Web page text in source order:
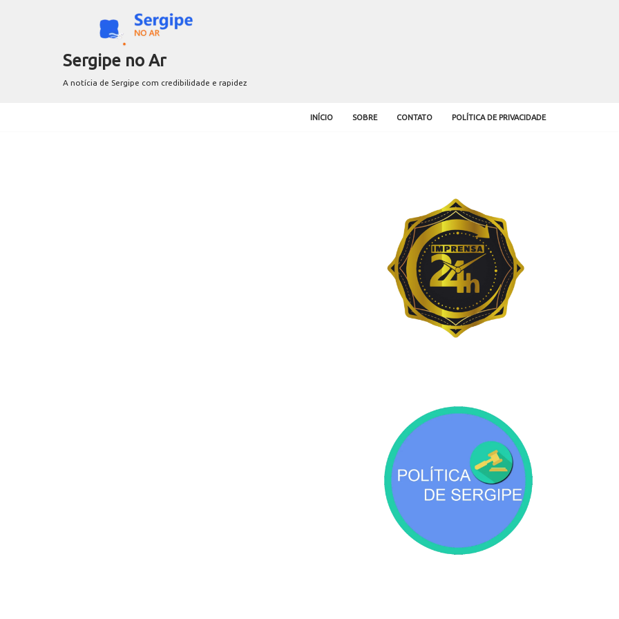
Sergipe no Ar
A notícia de Sergipe com credibilidade e rapidez
INÍCIO SOBRE CONTATO POLÍTICA DE PRIVACIDADE